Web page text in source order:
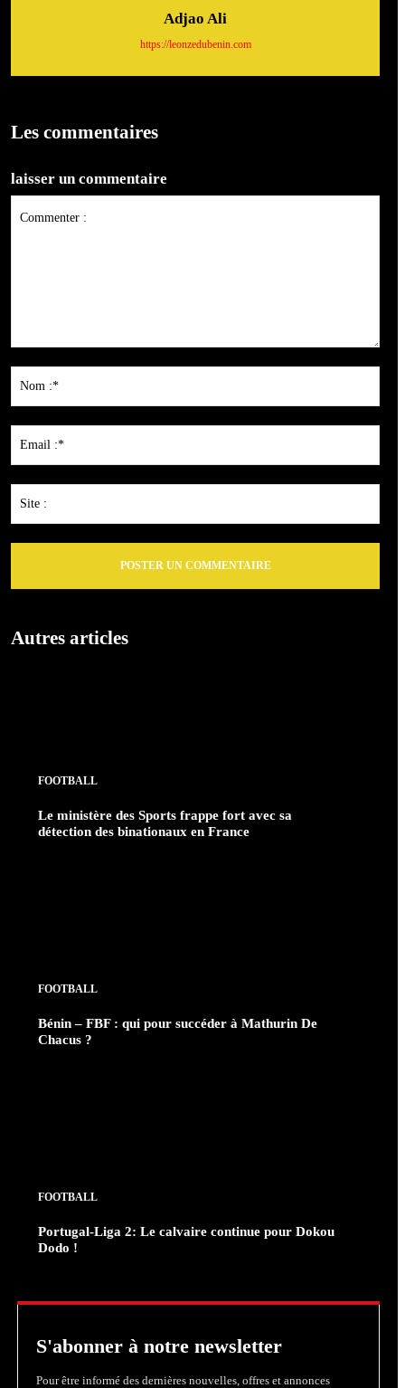
Adjao Ali
https://leonzedubenin.com
Les commentaires
laisser un commentaire
Autres articles
FOOTBALL
Le ministère des Sports frappe fort avec sa
détection des binationaux en France
FOOTBALL
Bénin – FBF : qui pour succéder à Mathurin De
Chacus ?
FOOTBALL
Portugal-Liga 2: Le calvaire continue pour Dokou
Dodo !
S'abonner à notre newsletter
Pour être informé des dernières nouvelles, offres et annonces